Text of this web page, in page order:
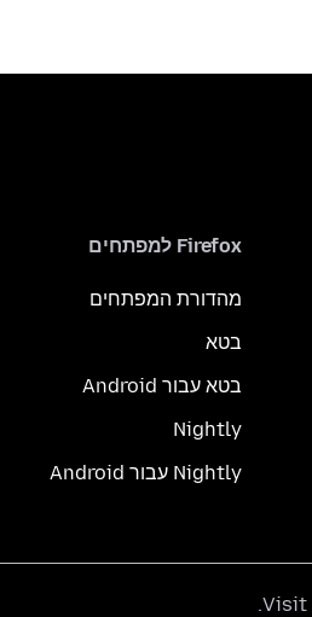
Firefox למפתחים
מהדורת המפתחים
בטא
בטא עבור Android
Nightly
Nightly עבור Android
Visit
.